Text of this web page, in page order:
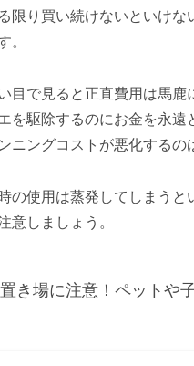
限り買い続けないといけな
。
目で見ると正直費用は馬鹿
を駆除するのにお金を永遠
ニングコストが悪化するの
の使用は蒸発してしまうと
意しましょう。
き場に注意！ペットや